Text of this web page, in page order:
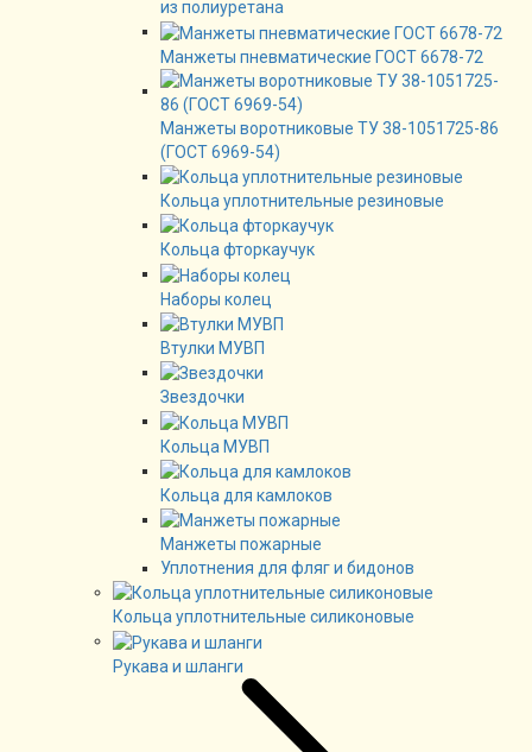
из полиуретана
Манжеты пневматические ГОСТ 6678-72
Манжеты воротниковые ТУ 38-1051725-86
(ГОСТ 6969-54)
Кольца уплотнительные резиновые
Кольца фторкаучук
Наборы колец
Втулки МУВП
Звездочки
Кольца МУВП
Кольца для камлоков
Манжеты пожарные
Уплотнения для фляг и бидонов
Кольца уплотнительные силиконовые
Рукава и шланги